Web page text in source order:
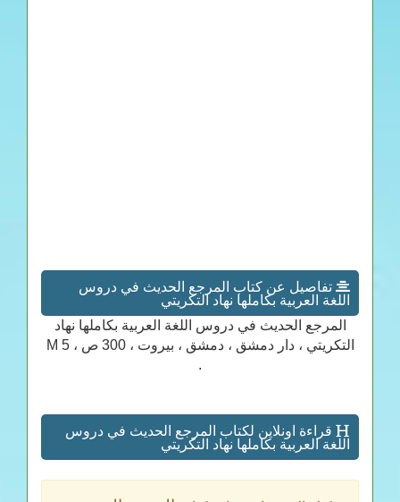
تفاصيل عن كتاب المرجع الحديث في دروس
اللغة العربية بكاملها نهاد التكريتي
المرجع الحديث في دروس اللغة العربية بكاملها نهاد
التكريتي ، دار دمشق ، دمشق ، بيروت ، 300 ص ، 5 M
.
قراءة اونلاين لكتاب المرجع الحديث في دروس
اللغة العربية بكاملها نهاد التكريتي